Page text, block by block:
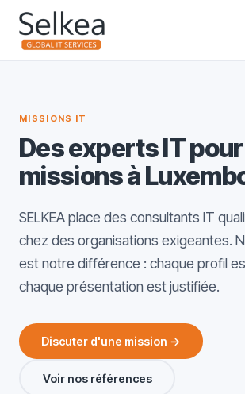
MISSIONS IT
Des experts IT
missions à
SELKEA place des consultants IT
chez des organisations exigeantes.
est notre différence : chaque profil
chaque présentation est justifiée.
Discuter d'une mission →
Voir nos références